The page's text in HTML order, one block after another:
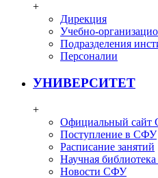
+
Дирекция
Учебно-
Подразделения
Персоналии
УНИВЕРСИТЕТ
+
Официальный
Поступление в СФУ
Расписание занятий
Научная
Новости СФУ